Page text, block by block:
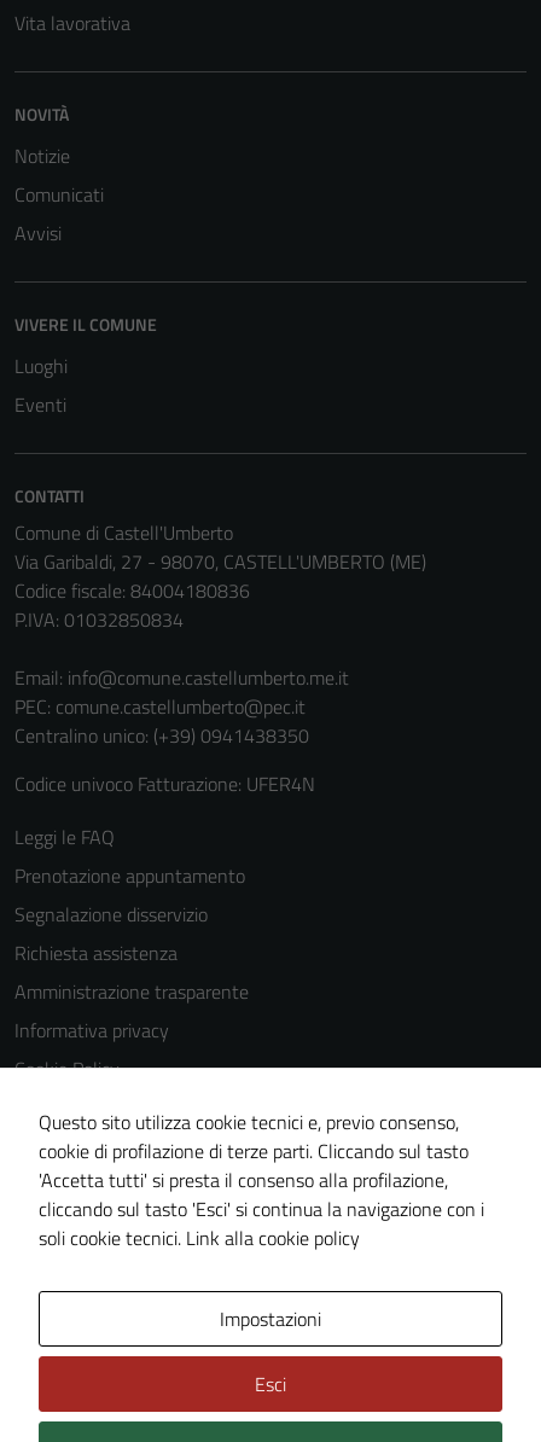
Vita lavorativa
NOVITÀ
Notizie
Comunicati
Avvisi
VIVERE IL COMUNE
Luoghi
Eventi
CONTATTI
Comune di Castell'Umberto
Via Garibaldi, 27 - 98070, CASTELL'UMBERTO (ME)
Codice fiscale: 84004180836
P.IVA: 01032850834
Email: info@comune.castellumberto.me.it
PEC: comune.castellumberto@pec.it
Centralino unico: (+39) 0941438350
Codice univoco Fatturazione: UFER4N
Leggi le FAQ
Prenotazione appuntamento
Segnalazione disservizio
Richiesta assistenza
Amministrazione trasparente
Informativa privacy
Cookie Policy
Note legali
Dichiarazione di accessibilità
Obiettivi di accessibilità
Piano di miglioramento del sito
Questo sito utilizza cookie tecnici e, previo consenso,
cookie di profilazione di terze parti. Cliccando sul tasto
'Accetta tutti' si presta il consenso alla profilazione,
cliccando sul tasto 'Esci' si continua la navigazione con i
soli cookie tecnici. Link alla cookie policy
Impostazioni
Esci